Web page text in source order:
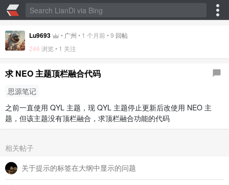
Lu9693 • 广州 • 1 个月前•9 回帖
246 浏览 • 1 关注
求 NEO 主题顶栏融合代码
思源笔记
之前一直使用 QYL 主题，现 QYL 主题停止更新后改使用 NEO 主
题，但该主题没有顶栏融合，求顶栏融合功能的代码
相关帖子
关于提示的标签在大纲中显示的问题